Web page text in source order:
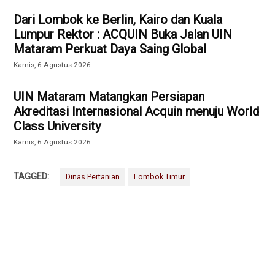
Dari Lombok ke Berlin, Kairo dan Kuala
Lumpur Rektor : ACQUIN Buka Jalan UIN
Mataram Perkuat Daya Saing Global
Kamis, 6 Agustus 2026
UIN Mataram Matangkan Persiapan
Akreditasi Internasional Acquin menuju World
Class University
Kamis, 6 Agustus 2026
TAGGED: Dinas Pertanian Lombok Timur